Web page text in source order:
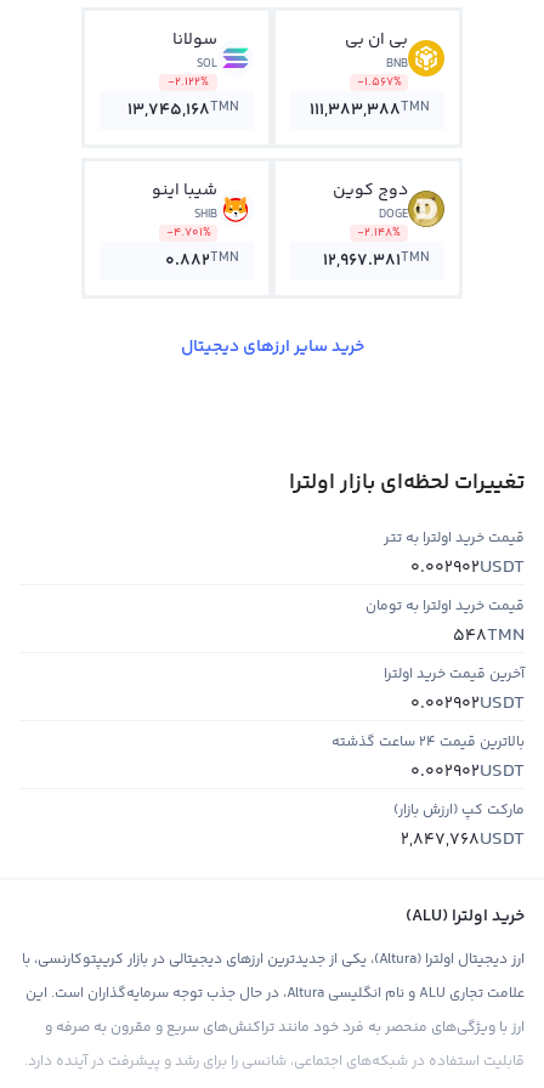
بی ان بی
BNB
-1.567%
111,383,388TMN
سولانا
SOL
-2.122%
13,745,168TMN
دوج کوین
DOGE
-2.148%
12,967.381TMN
شیبا اینو
SHIB
-4.701%
0.882TMN
خرید سایر ارزهای دیجیتال
تغییرات لحظه‌ای بازار اولترا
قیمت خرید اولترا به تتر
USDT
0.002902
قیمت خرید اولترا به تومان
TMN
548
آخرین قیمت خرید اولترا
USDT
0.002902
بالاترین قیمت ۲۴ ساعت گذشته
USDT
0.002902
مارکت کپ (ارزش بازار)
USDT
2,847,768
خرید اولترا (ALU)
ارز دیجیتال اولترا (Altura)، یکی از جدیدترین ارزهای دیجیتالی در بازار کریپتوکارنسی، با
علامت تجاری ALU و نام انگلیسی Altura، در حال جذب توجه سرمایه‌گذاران است. این
ارز با ویژگی‌های منحصر به فرد خود مانند تراکنش‌های سریع و مقرون به صرفه و
قابلیت استفاده در شبکه‌های اجتماعی، شانسی را برای رشد و پیشرفت در آینده دارد.